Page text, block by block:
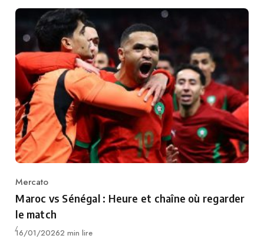
Category
Mercato
Maroc vs Sénégal : Heure et chaîne où regarder
le match
Publié
16/01/20262 min lire